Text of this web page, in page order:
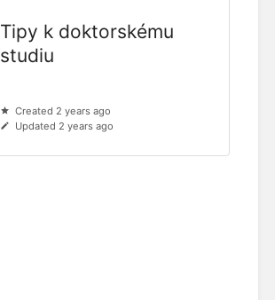
Tipy k doktorskému
studiu
Created 2 years ago
Updated 2 years ago